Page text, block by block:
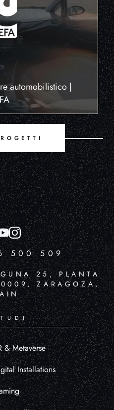
automobilistico |
500 509
25, PLANTA
ZARAGOZA,
& Metaverse
Installations